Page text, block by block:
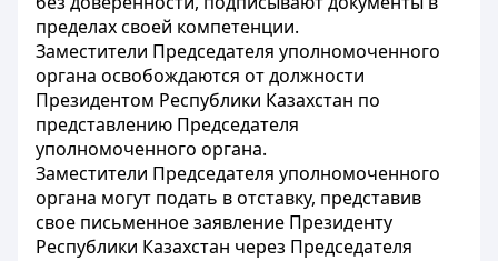
пределах своей компетенции.
Заместители Председателя уполномоченного
органа освобождаются от должности
Президентом Республики Казахстан по
представлению Председателя
уполномоченного органа.
Заместители Председателя уполномоченного
органа могут подать в отставку, представив
свое письменное заявление Президенту
Республики Казахстан через Председателя